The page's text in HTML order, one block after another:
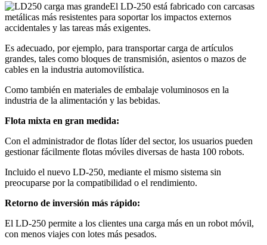
El LD-250 está fabricado con carcasas
metálicas más resistentes para soportar los impactos externos
accidentales y las tareas más exigentes.
Es adecuado, por ejemplo, para transportar carga de artículos
grandes, tales como bloques de transmisión, asientos o mazos de
cables en la industria automovilística.
Como también en materiales de embalaje voluminosos en la
industria de la alimentación y las bebidas.
Flota mixta en gran medida:
Con el administrador de flotas líder del sector, los usuarios pueden
gestionar fácilmente flotas móviles diversas de hasta 100 robots.
Incluido el nuevo LD-250, mediante el mismo sistema sin
preocuparse por la compatibilidad o el rendimiento.
Retorno de inversión más rápido:
El LD-250 permite a los clientes una carga más en un robot móvil,
con menos viajes con lotes más pesados.